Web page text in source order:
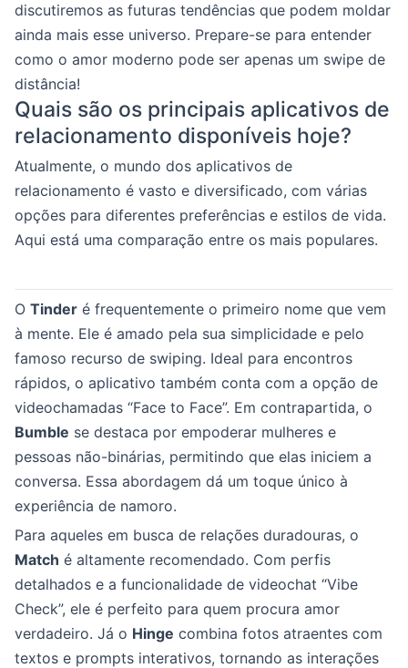
discutiremos as futuras tendências que podem moldar
ainda mais esse universo. Prepare-se para entender
como o amor moderno pode ser apenas um swipe de
distância!
Quais são os principais aplicativos de
relacionamento disponíveis hoje?
Atualmente, o mundo dos aplicativos de
relacionamento é vasto e diversificado, com várias
opções para diferentes preferências e estilos de vida.
Aqui está uma comparação entre os mais populares.
O Tinder é frequentemente o primeiro nome que vem
à mente. Ele é amado pela sua simplicidade e pelo
famoso recurso de swiping. Ideal para encontros
rápidos, o aplicativo também conta com a opção de
videochamadas “Face to Face”. Em contrapartida, o
Bumble se destaca por empoderar mulheres e
pessoas não-binárias, permitindo que elas iniciem a
conversa. Essa abordagem dá um toque único à
experiência de namoro.
Para aqueles em busca de relações duradouras, o
Match é altamente recomendado. Com perfis
detalhados e a funcionalidade de videochat “Vibe
Check”, ele é perfeito para quem procura amor
verdadeiro. Já o Hinge combina fotos atraentes com
textos e prompts interativos, tornando as interações